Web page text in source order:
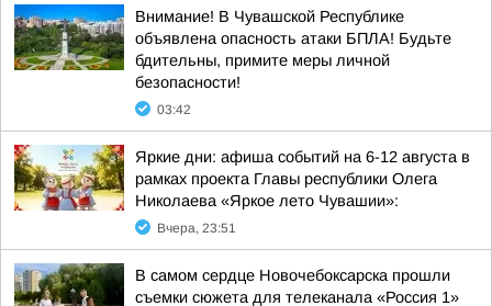
Внимание! В Чувашской Республике
объявлена опасность атаки БПЛА! Будьте
бдительны, примите меры личной
безопасности!
03:42
Яркие дни: афиша событий на 6-12 августа в
рамках проекта Главы республики Олега
Николаева «Яркое лето Чувашии»:
Вчера, 23:51
В самом сердце Новочебоксарска прошли
съемки сюжета для телеканала «Россия 1»